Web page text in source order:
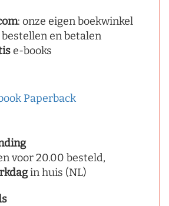
: onze eigen boekwinkel
en betalen
e-books
Paperback
voor 20.00 besteld,
in huis (NL)